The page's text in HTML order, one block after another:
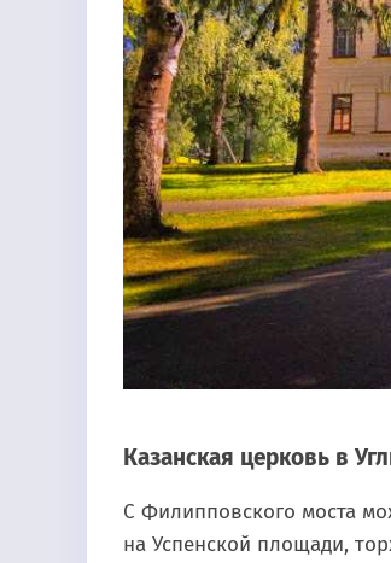
Казанская церковь в
С Филипповского моста
на Успенской площади,